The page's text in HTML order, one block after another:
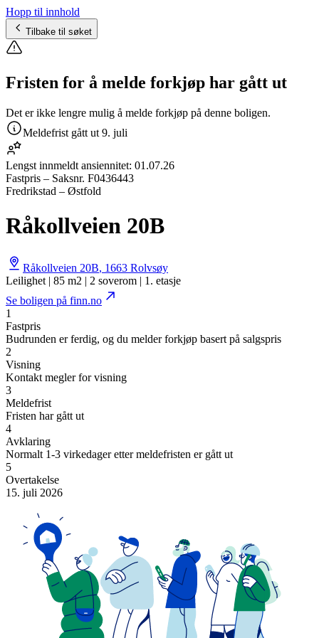
Hopp til innhold
Tilbake til søket
Fristen for å melde forkjøp har gått ut
Det er ikke lengre mulig å melde forkjøp på denne boligen.
Meldefrist gått ut 9. juli
Lengst innmeldt ansiennitet: 01.07.26
Fastpris – Saksnr. F0436443
Fredrikstad – Østfold
Råkollveien 20B
Råkollveien 20B, 1663 Rolvsøy
Leilighet | 85 m2 | 2 soverom | 1. etasje
Se boligen på finn.no
1
Fastpris
Budrunden er ferdig, og du melder forkjøp basert på salgspris
2
Visning
Kontakt megler for visning
3
Meldefrist
Fristen har gått ut
4
Avklaring
Normalt 1-3 virkedager etter meldefristen er gått ut
5
Overtakelse
15. juli 2026